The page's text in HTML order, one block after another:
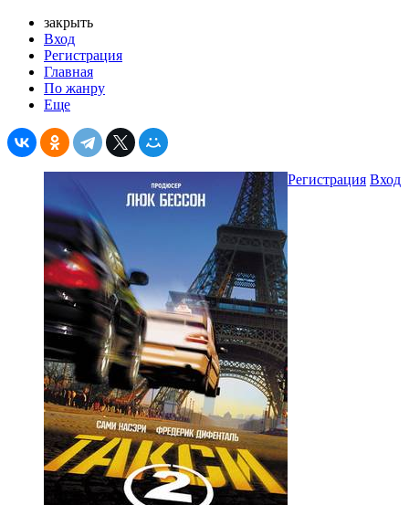
закрыть
Вход
Регистрация
Главная
По жанру
Еще
Регистрация Вход